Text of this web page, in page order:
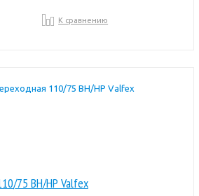
К сравнению
75 ВН/НР Valfex